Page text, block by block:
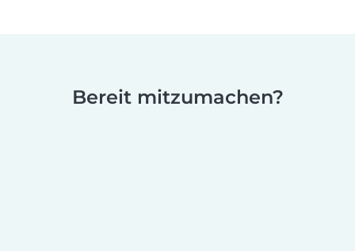
Bereit mitzumachen?